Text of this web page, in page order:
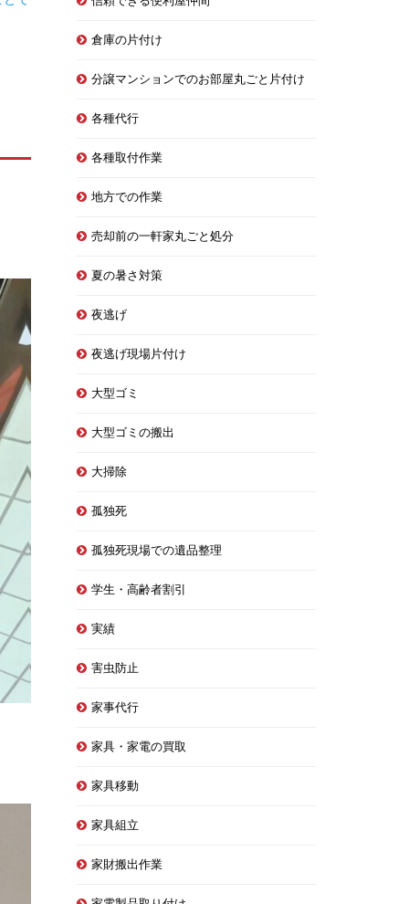
倉庫の片付け
分譲マンションでのお部屋丸ごと片付け
各種代行
各種取付作業
地方での作業
売却前の一軒家丸ごと処分
夏の暑さ対策
夜逃げ
夜逃げ現場片付け
大型ゴミ
大型ゴミの搬出
大掃除
孤独死
孤独死現場での遺品整理
学生・高齢者割引
実績
害虫防止
家事代行
家具・家電の買取
家具移動
家具組立
家財搬出作業